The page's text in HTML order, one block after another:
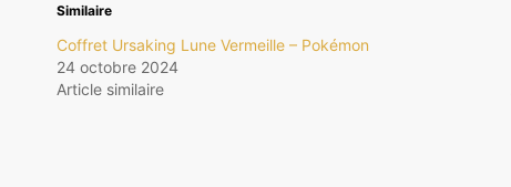
Similaire
Coffret Ursaking Lune Vermeille – Pokémon
24 octobre 2024
Article similaire